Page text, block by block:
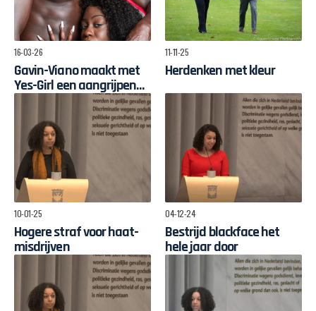
16-03-26
Gavin-Viano maakt met
Yes-Girl een aangrijpend
muzikaal duet over
macht en een ode aan de
vrouw
11-11-25
Herdenken met kleur
10-01-25
Hogere straf voor haat-
misdrijven
04-12-24
Bestrijd blackface het
hele jaar door